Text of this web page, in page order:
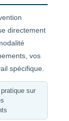
directement
vos
spécifique.
sur